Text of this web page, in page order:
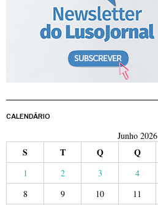
CALENDÁRIO
Junho 2026
S T Q Q
1 2 3 4
8
9 10 11